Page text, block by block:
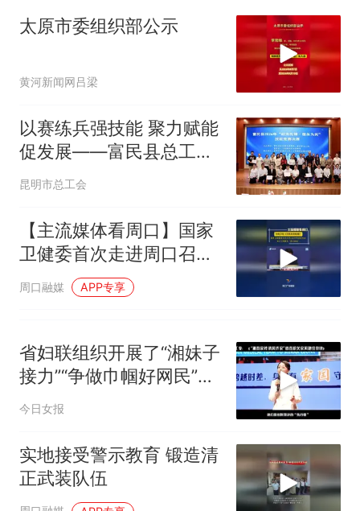
官方通报
热
那个在床头放菜刀的女孩，
因老师一句“跟我回家”改写了
太原市委组织部公示
黄河新闻网吕梁
以赛练兵强技能 聚力赋能
促发展——富民县总工会
开展多领域劳动和技能竞
昆明市总工会
【主流媒体看周口】国家
卫健委首次走进周口召开
专题发布会 推介三明医改
“周口经验”
周口融媒 APP专享
省妇联组织开展了“湘妹子
接力”“争做巾帼好网民”征
集推选活动
今日女报
实地接受警示教育 锻造清
正武装队伍